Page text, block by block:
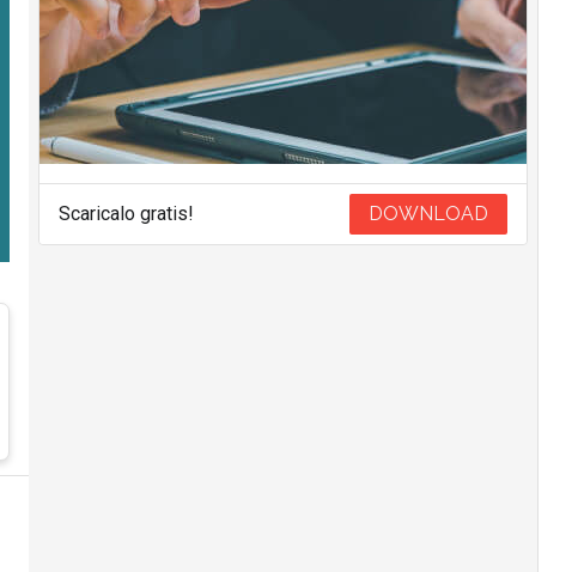
Scaricalo gratis! DOWNLOAD